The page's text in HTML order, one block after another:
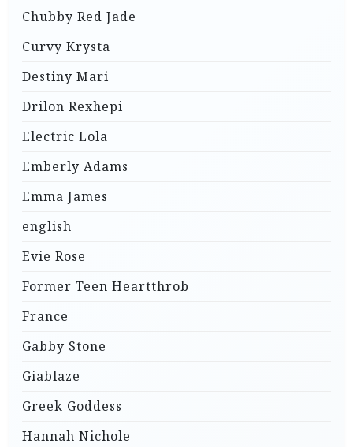
Chubby Red Jade
Curvy Krysta
Destiny Mari
Drilon Rexhepi
Electric Lola
Emberly Adams
Emma James
english
Evie Rose
Former Teen Heartthrob
France
Gabby Stone
Giablaze
Greek Goddess
Hannah Nichole